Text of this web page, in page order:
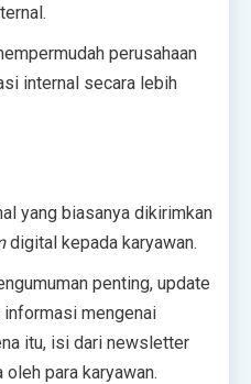
perusahaan
internal secara lebih
yang biasanya dikirimkan
digital kepada karyawan.
penting, update
informasi mengenai
itu, isi dari newsletter
para karyawan.